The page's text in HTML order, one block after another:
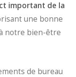
important de la
une bonne
notre bien-être
de bureau